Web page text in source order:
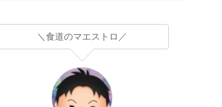
＼食道のマエストロ／